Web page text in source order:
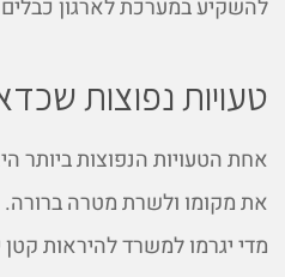
להשקיע במערכת לארגון
טעויות נפוצות
אחת הטעויות הנפוצות ביותר
את מקומו ולשרת מטרה ברורה.
מדי יגרמו למשרד להיראות